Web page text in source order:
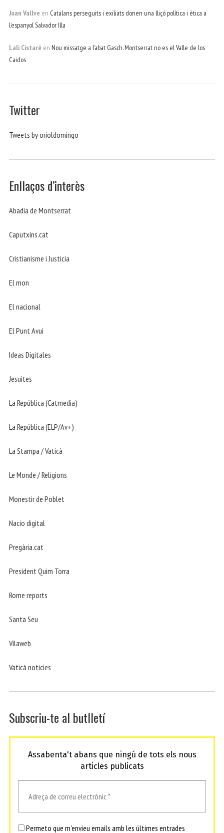
Joan Vallve en Catalans perseguits i exiliats donen una lliçó política i ètica a
l’espanyol Salvador Illa
Lali Cistaré en Nou missatge a l’abat Gasch. Montserrat no es el Valle de los
Caidos
Twitter
Tweets by orioldomingo
Enllaços d’interès
Abadia de Montserrat
Caputxins.cat
Cristianisme i Justicia
El mon
El nacional
El Punt Avui
Ideas Digitales
Jesuites
La República (Catmedia)
La República (ELP/Av+)
La Stampa / Vaticà
Le Monde / Religions
Monestir de Poblet
Nacio digital
Pregària.cat
President Quim Torra
Rome reports
Santa Seu
Vilaweb
Vaticá noticies
Subscriu-te al butlletí
Assabenta't abans que ningú de tots els nous
articles publicats
Permeto que m'envieu emails amb les últimes entrades